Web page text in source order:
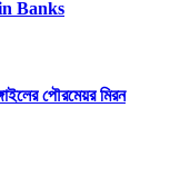
Banks
পৌরমেয়র মিরন